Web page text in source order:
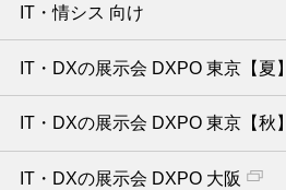
IT・情シス 向け
IT・DXの展示会 DXPO 東京【夏】
IT・DXの展示会 DXPO 東京【秋】
IT・DXの展示会 DXPO 大阪